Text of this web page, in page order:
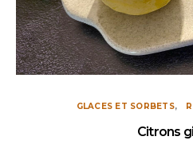
GLACES ET SORBETS
Citrons